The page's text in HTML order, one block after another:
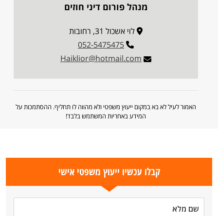
מנהל פורום דיני חוזים
לוי אשכול 31, רחובות
052-5475475
Haiklior@hotmail.com
האמור לעיל לא בא במקום ייעוץ משפטי ולא מהווה לו תחליף. ההסתמכות על
המידע באחריות המשתמש בלבד!
קבלו עכשיו ייעוץ משפטי אישי